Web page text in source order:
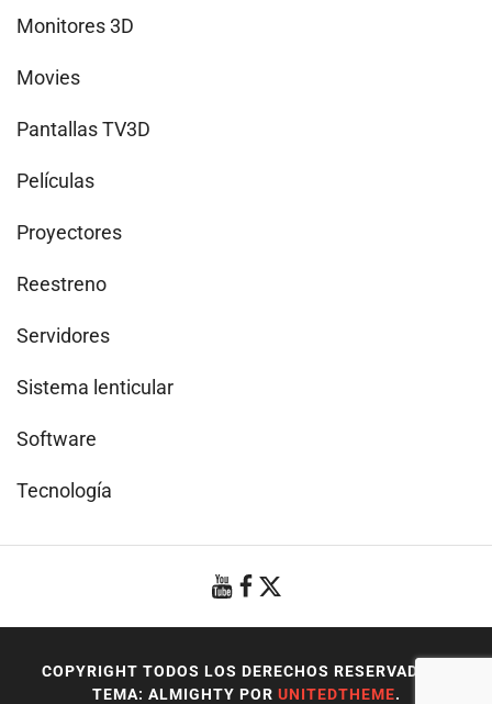
Monitores 3D
Movies
Pantallas TV3D
Películas
Proyectores
Reestreno
Servidores
Sistema lenticular
Software
Tecnología
COPYRIGHT TODOS LOS DERECHOS RESERVADOS
TEMA: ALMIGHTY POR UNITEDTHEME.